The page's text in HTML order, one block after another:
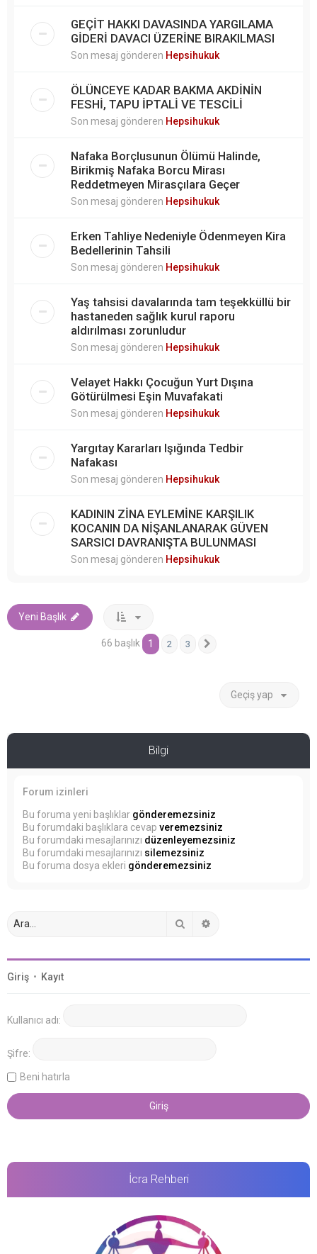
GEÇİT HAKKI DAVASINDA YARGILAMA
GİDERİ DAVACI ÜZERİNE BIRAKILMASI
Son mesaj gönderen Hepsihukuk
ÖLÜNCEYE KADAR BAKMA AKDİNİN
FESHİ, TAPU İPTALİ VE TESCİLİ
Son mesaj gönderen Hepsihukuk
Nafaka Borçlusunun Ölümü Halinde,
Birikmiş Nafaka Borcu Mirası
Reddetmeyen Mirasçılara Geçer
Son mesaj gönderen Hepsihukuk
Erken Tahliye Nedeniyle Ödenmeyen Kira
Bedellerinin Tahsili
Son mesaj gönderen Hepsihukuk
Yaş tahsisi davalarında tam teşekküllü bir
hastaneden sağlık kurul raporu
aldırılması zorunludur
Son mesaj gönderen Hepsihukuk
Velayet Hakkı Çocuğun Yurt Dışına
Götürülmesi Eşin Muvafakati
Son mesaj gönderen Hepsihukuk
Yargıtay Kararları Işığında Tedbir
Nafakası
Son mesaj gönderen Hepsihukuk
KADININ ZİNA EYLEMİNE KARŞILIK
KOCANIN DA NİŞANLANARAK GÜVEN
SARSICI DAVRANIŞTA BULUNMASI
Son mesaj gönderen Hepsihukuk
Yeni Başlık
66 başlık 1 2 3
Geçiş yap
Bilgi
Forum izinleri
Bu foruma yeni başlıklar gönderemezsiniz
Bu forumdaki başlıklara cevap veremezsiniz
Bu forumdaki mesajlarınızı düzenleyemezsiniz
Bu forumdaki mesajlarınızı silemezsiniz
Bu foruma dosya ekleri gönderemezsiniz
Giriş • Kayıt
Kullanıcı adı:
Şifre:
Beni hatırla
İcra Rehberi